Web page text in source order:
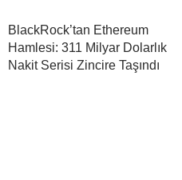
BlackRock’tan Ethereum
Hamlesi: 311 Milyar Dolarlık
Nakit Serisi Zincire Taşındı